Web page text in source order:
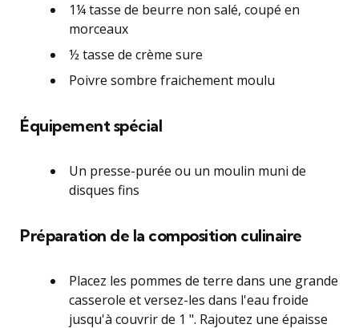
1¼ tasse de beurre non salé, coupé en
morceaux
½ tasse de crème sure
Poivre sombre fraichement moulu
Équipement spécial
Un presse-purée ou un moulin muni de
disques fins
Préparation de la composition culinaire
Placez les pommes de terre dans une grande
casserole et versez-les dans l'eau froide
jusqu'à couvrir de 1 ". Rajoutez une épaisse